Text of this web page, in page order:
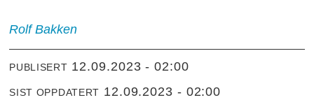
Rolf Bakken
PUBLISERT 12.09.2023 - 02:00
SIST OPPDATERT 12.09.2023 - 02:00